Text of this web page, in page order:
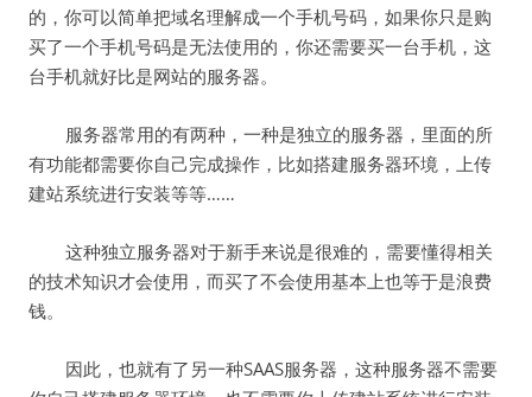
的，你可以简单把域名理解成一个手机号码，如果你只是购
买了一个手机号码是无法使用的，你还需要买一台手机，这
台手机就好比是网站的服务器。
服务器常用的有两种，一种是独立的服务器，里面的所
有功能都需要你自己完成操作，比如搭建服务器环境，上传
建站系统进行安装等等……
这种独立服务器对于新手来说是很难的，需要懂得相关
的技术知识才会使用，而买了不会使用基本上也等于是浪费
钱。
因此，也就有了另一种SAAS服务器，这种服务器不需要